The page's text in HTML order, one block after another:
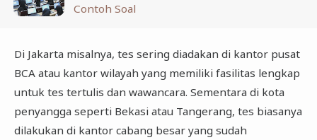
Contoh Soal
Di Jakarta misalnya, tes sering diadakan di kantor pusat
BCA atau kantor wilayah yang memiliki fasilitas lengkap
untuk tes tertulis dan wawancara. Sementara di kota
penyangga seperti Bekasi atau Tangerang, tes biasanya
dilakukan di kantor cabang besar yang sudah